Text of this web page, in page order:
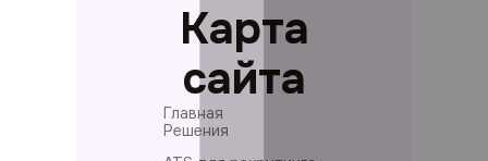
Карта
сайта
Главная
Решения